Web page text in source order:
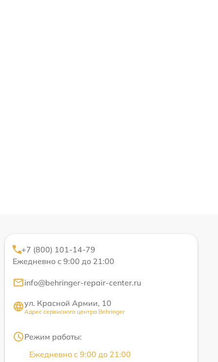
+7 (800) 101-14-79
Ежедневно с 9:00 до 21:00
info@behringer-repair-center.ru
ул. Красной Армии, 10
Адрес сервисного центра Behringer
Режим работы:
Ежедневно с 9:00 до 21:00